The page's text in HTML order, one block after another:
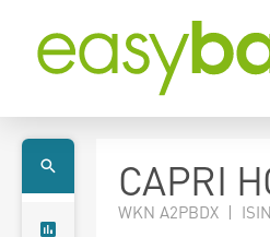
CAPRI
WKN A2PBDX |